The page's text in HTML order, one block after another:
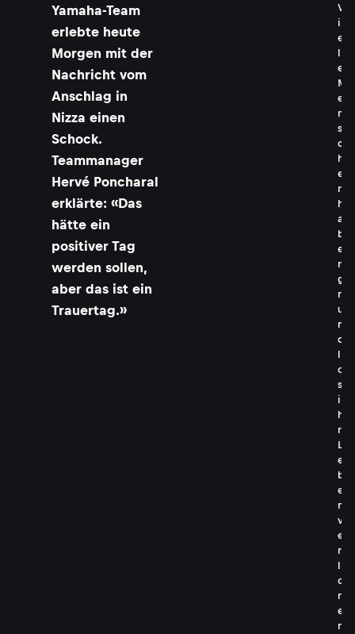
Yamaha-Team
erlebte heute
Morgen mit der
Nachricht vom
Anschlag in
Nizza einen
Schock.
Teammanager
Hervé Poncharal
erklärte: «Das
hätte ein
positiver Tag
werden sollen,
aber das ist ein
Trauertag.»
V
i
e
l
e
M
e
n
s
c
h
e
n
h
a
b
e
n
g
r
u
n
d
l
o
s
i
h
r
L
e
b
e
n
v
e
r
l
o
r
e
n